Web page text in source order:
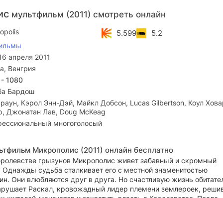
мультфильм (2011) смотреть онлайн
5.599 5.2
апреля 2011
Венгрия
1080
Бардош
Кэрол Энн-Дэй, Майкл Добсон, Lucas Gilbertson, Коул
Джонатан Лав, Doug McKeag
многоголосый
Микрополис (2011) онлайн бесплатно
грызунов Микрополис живет забавный и скромный
Однажды судьба сталкивает его с местной знаменитостью
Они влюбляются друг в друга. Но счастливую жизнь
Раскал, кровожадный лидер племени землероек,